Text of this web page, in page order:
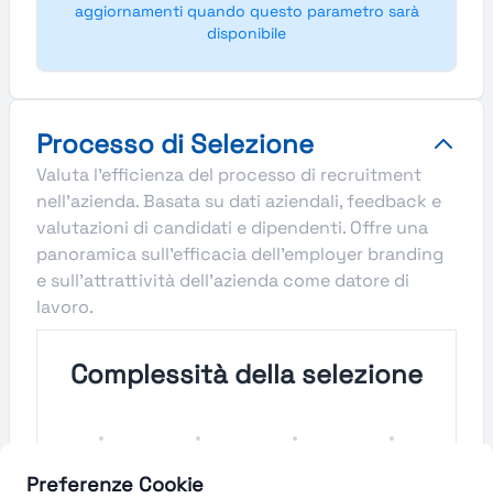
Preferenze Cookie
aggiornamenti quando questo parametro sarà
disponibile
Processo di Selezione
Valuta l'efficienza del processo di recruitment
nell'azienda. Basata su dati aziendali, feedback e
valutazioni di candidati e dipendenti. Offre una
panoramica sull'efficacia dell'employer branding
e sull'attrattività dell'azienda come datore di
lavoro.
Complessità della selezione